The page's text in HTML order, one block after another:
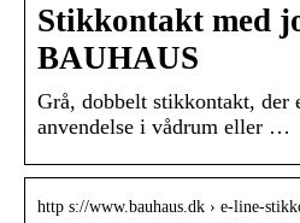
Stikkontakt med
BAUHAUS
Grå, dobbelt stikkontakt, der
anvendelse i vådrum eller …
http s://www.bauhaus.dk › e-line-